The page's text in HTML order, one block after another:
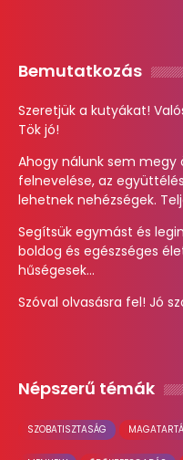
Bemutatkozás
Szeretjük a kutyákat!
Tök jó!
Ahogy nálunk sem
felnevelése, az
lehetnek nehézségek.
Segítsük egymást és
boldog és egészséges
hűségesek...
Szóval olvasásra fel! Jó
Népszerű témák
SZOBATISZTASÁG